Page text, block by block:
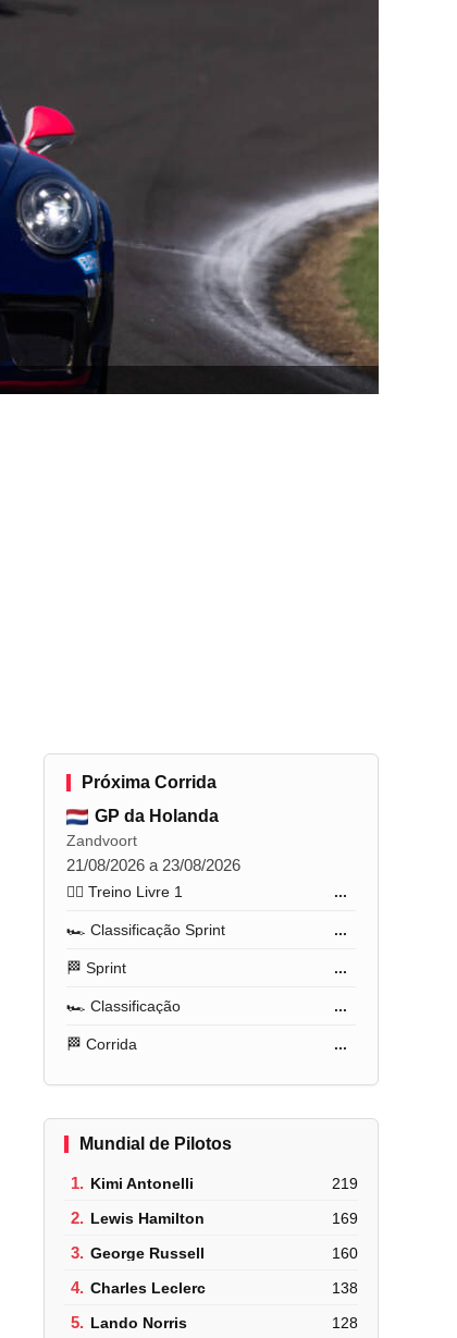
Próxima Corrida
GP da Holanda
Zandvoort
21/08/2026 a 23/08/2026
🏋️‍♂️ Treino Livre 1 ...
🏎️ Classificação Sprint ...
🏁 Sprint ...
🏎️ Classificação ...
🏁 Corrida ...
Mundial de Pilotos
1. Kimi Antonelli 219
2. Lewis Hamilton 169
3. George Russell 160
4. Charles Leclerc 138
5. Lando Norris 128